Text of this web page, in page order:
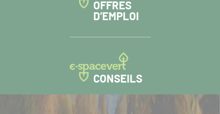
OFFRES
D’EMPLOI
CONSEILS